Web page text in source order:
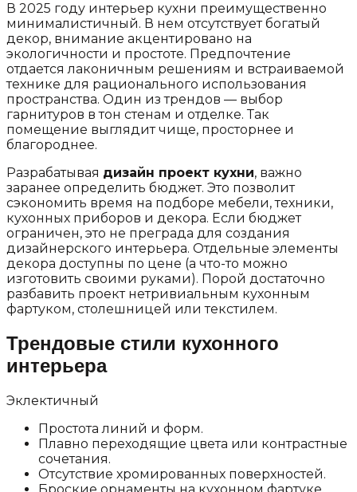
В 2025 году интерьер кухни преимущественно
минималистичный. В нем отсутствует богатый
декор, внимание акцентировано на
экологичности и простоте. Предпочтение
отдается лаконичным решениям и встраиваемой
технике для рационального использования
пространства. Один из трендов — выбор
гарнитуров в тон стенам и отделке. Так
помещение выглядит чище, просторнее и
благороднее.
Разрабатывая дизайн проект кухни, важно
заранее определить бюджет. Это позволит
сэкономить время на подборе мебели, техники,
кухонных приборов и декора. Если бюджет
ограничен, это не преграда для создания
дизайнерского интерьера. Отдельные элементы
декора доступны по цене (а что-то можно
изготовить своими руками). Порой достаточно
разбавить проект нетривиальным кухонным
фартуком, столешницей или текстилем.
Трендовые стили кухонного
интерьера
Эклектичный
Простота линий и форм.
Плавно переходящие цвета или контрастные
сочетания.
Отсутствие хромированных поверхностей.